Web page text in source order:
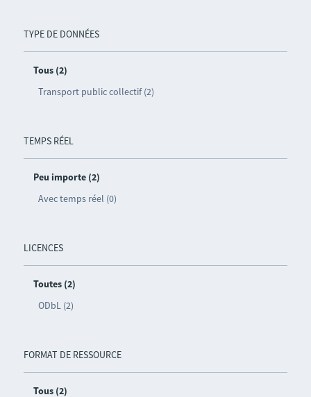
TYPE DE DONNÉES
Tous (2)
Transport public collectif (2)
TEMPS RÉEL
Peu importe (2)
Avec temps réel (0)
LICENCES
Toutes (2)
ODbL (2)
FORMAT DE RESSOURCE
Tous (2)